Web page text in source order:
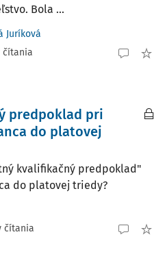
Bola ...
Juríková
čítania
predpoklad pri
do platovej
kvalifikačný predpoklad"
do platovej triedy?
čítania